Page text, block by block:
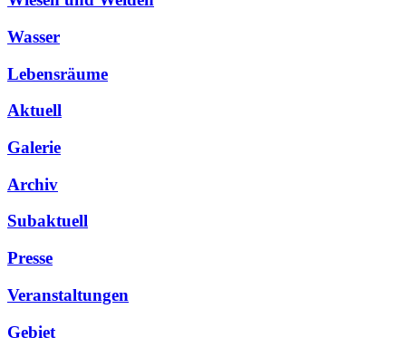
Wasser
Lebensräume
Aktuell
Galerie
Archiv
Subaktuell
Presse
Veranstaltungen
Gebiet